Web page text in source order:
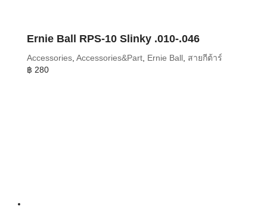
Ernie Ball RPS-10 Slinky .010-.046
Accessories, Accessories&Part, Ernie Ball, สายกีต้าร์
฿ 280